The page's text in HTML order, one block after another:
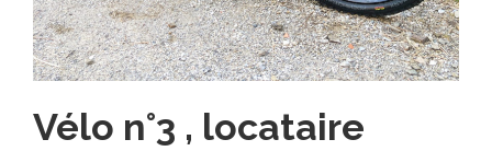
Vélo n°3 , locataire